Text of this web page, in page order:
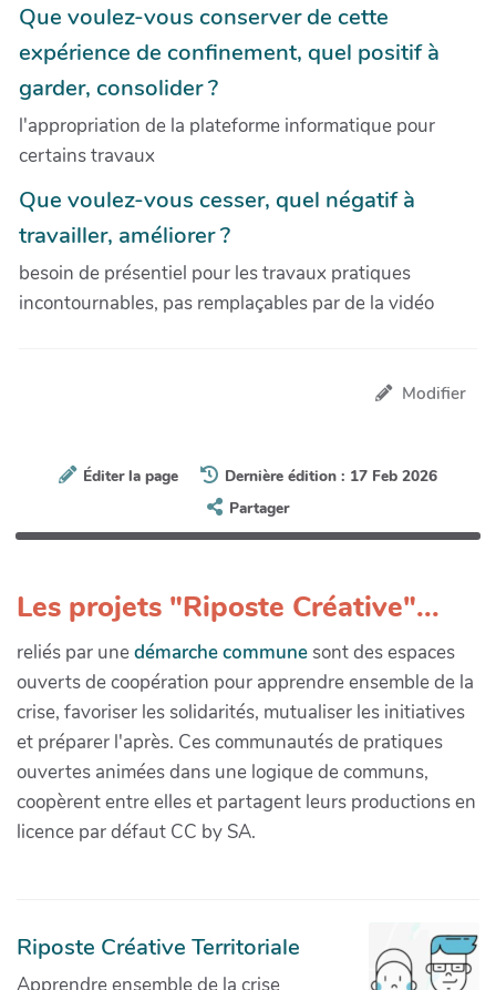
Que voulez-vous conserver de cette
expérience de confinement, quel positif à
garder, consolider ?
l'appropriation de la plateforme informatique pour
certains travaux
Que voulez-vous cesser, quel négatif à
travailler, améliorer ?
besoin de présentiel pour les travaux pratiques
incontournables, pas remplaçables par de la vidéo
Modifier
Éditer la page
Dernière édition : 17 Feb 2026
Partager